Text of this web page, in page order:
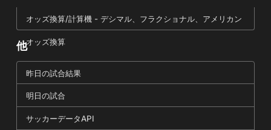
オッズ換算/計算機 - デシマル、フラクショナル、アメリカン
オッズ換算
他
昨日の試合結果
明日の試合
サッカーデータAPI